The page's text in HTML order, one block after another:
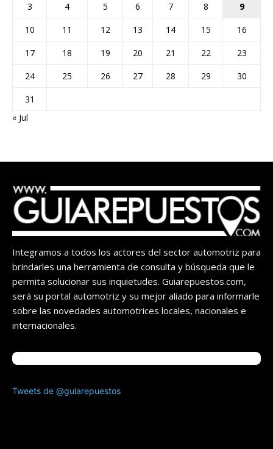
3
4 5 6 7 8
9
10
11 12 13 14 15
16
17
18 19 20 21 22
23
24
25 26 27 28 29
30
31
« Jul
Integramos a todos los actores del sector automotriz para
brindarles una herramienta de consulta y búsqueda que le
permita solucionar sus inquietudes. Guiarepuestos.com,
será su portal automotriz y su mejor aliado para informarle
sobre las novedades automotrices locales, nacionales e
internacionales.
Tweets de @guiarepuestos